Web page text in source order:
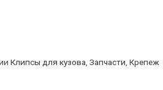
Клипсы для кузова, Запчасти, Крепеж